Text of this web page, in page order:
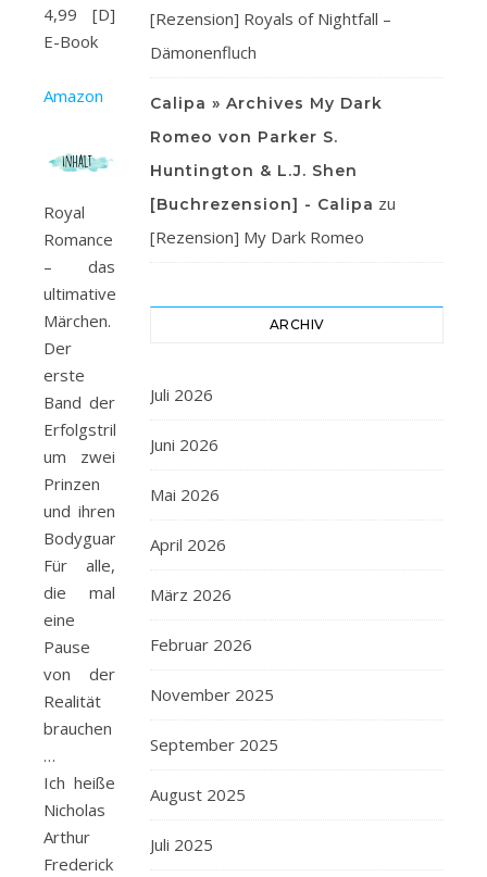
4,99 [D]
E-Book
Amazon
Royal
Romance
– das
ultimative
Märchen.
Der
erste
Band der
Erfolgstrilogie
um zwei
Prinzen
und ihren
Bodyguard.
Für alle,
die mal
eine
Pause
von der
Realität
brauchen
…
Ich heiße
Nicholas
Arthur
Frederick
[Rezension] Royals of Nightfall –
Dämonenfluch
Calipa » Archives My Dark
Romeo von Parker S.
Huntington & L.J. Shen
[Buchrezension] - Calipa zu
[Rezension] My Dark Romeo
ARCHIV
Juli 2026
Juni 2026
Mai 2026
April 2026
März 2026
Februar 2026
November 2025
September 2025
August 2025
Juli 2025